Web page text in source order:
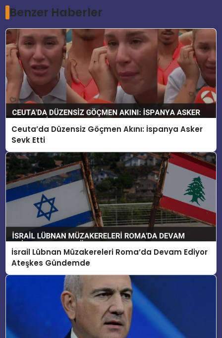
Benzer Haberler
Ceuta’da Düzensiz Göçmen Akını: İspanya Asker
Sevk Etti
İsrail Lübnan Müzakereleri Roma’da Devam Ediyor
Ateşkes Gündemde